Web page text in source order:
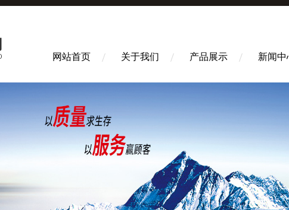
网站首页 关于我们 产品展示 新闻中